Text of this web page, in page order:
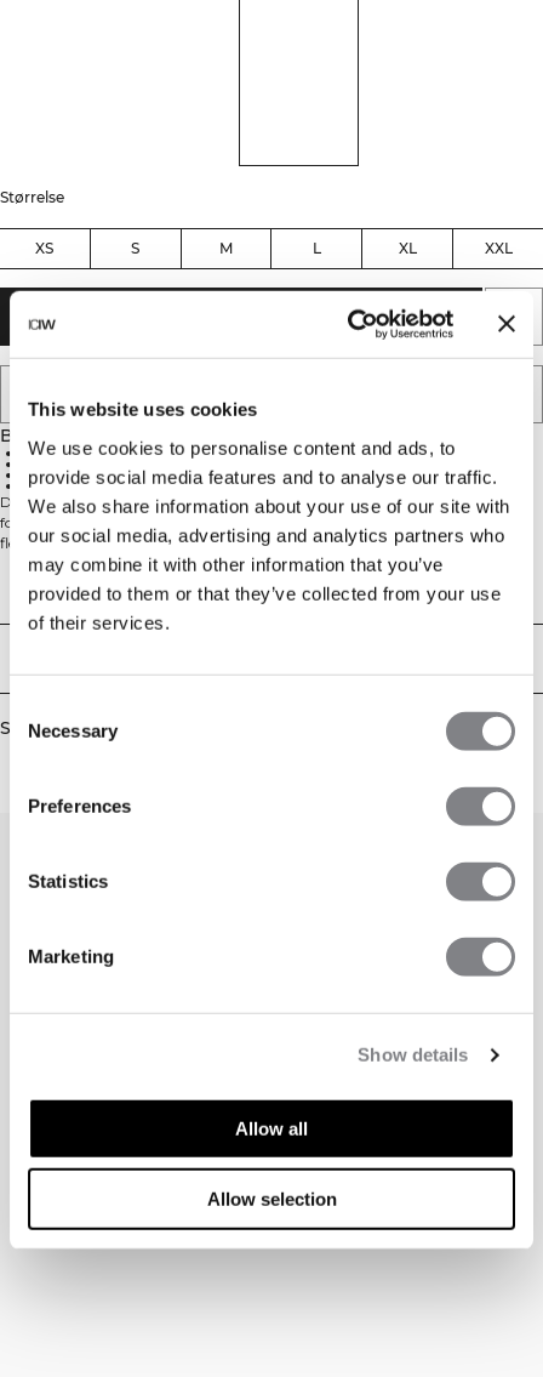
This website uses cookies
We use cookies to personalise content and ads, to
provide social media features and to analyse our traffic.
We also share information about your use of our site with
our social media, advertising and analytics partners who
may combine it with other information that you’ve
provided to them or that they’ve collected from your use
of their services.
Selection
Necessary
Preferences
Statistics
Marketing
Show details
Allow all
Allow selection
Størrelse
XS S M L XL XXL
Beskrivelse
Sømløs konstruktion
Mesh-detaljer
Tommelfingergreb
Define Wool Long Sleeve er designet til varme og blødhed med en naturlig
fornemmelse. Den sømløse konstruktion og det atletiske fit giver komfort og
fleksibilitet, mens mesh-detaljer og tommelfingergreb gør den ideel til lag på
koldere dage. Lavet af en premium blanding af polyester, lyocell, uld,
polyamid og elastan.
Technical Aspects
Similar products